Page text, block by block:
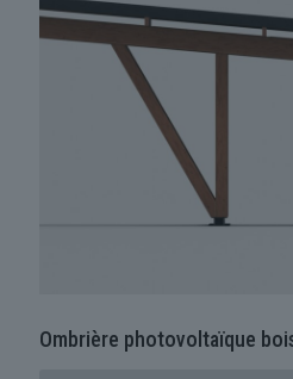
Ombrière photovoltaïque